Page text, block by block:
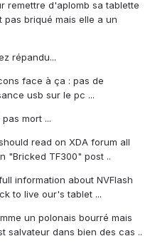
remettre d'aplomb sa tablette
briqué mais elle a un
répandu...
face à ça : pas de
usb sur le pc ...
mort ...
read on XDA forum all
"Bricked TF300" post ..
information about NVFlash
to live our's tablet ...
un polonais bourré mais
salvateur dans bien des cas ..